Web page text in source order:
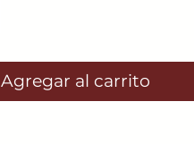
Agregar al carrito